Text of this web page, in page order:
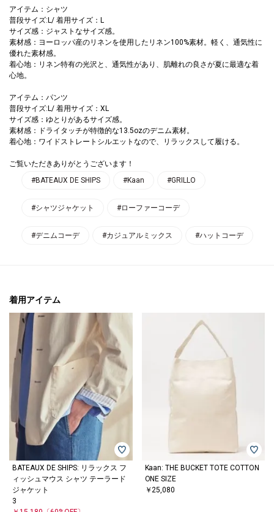
アイテム：シャツ
普段サイズ:L/ 着用サイズ：L
サイズ感：ジャストなサイズ感。
素材感：ヨーロッパ産のリネンを使用したリネン100%素材。軽く、通気性に
優れた素材感。
着心地：リネン特有の光沢と、通気性があり、肌離れの良さが夏に最適な着
心地。
アイテム：パンツ
普段サイズ:L/ 着用サイズ：XL
サイズ感：ゆとりがあるサイズ感。
素材感：ドライタッチが特徴的な13.5ozのデニム素材。
着心地：ワイドストレートシルエットなので、リラックスして履ける。
ご覧いただきありがとうございます！
#BATEAUX DE SHIPS
#Kaan #GRILLO
#シャツジャケット #ローファーコーデ
#デニムコーデ #カジュアルミックス #ハットコーデ
着用アイテム
BATEAUX DE SHIPS: リラックス フ
ィッシュマウス シャツ テーラード
ジャケット
3
Kaan: THE BUCKET TOTE COTTON
ONE SIZE
￥25,080